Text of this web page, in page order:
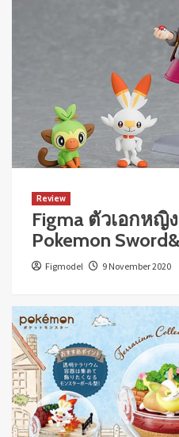
Review
Figma ตัวเอกหญิ
Pokemon
Figmodel 9 November 2020